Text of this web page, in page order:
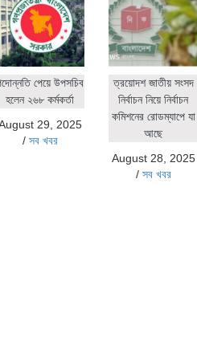
পেয়ে উপসচিব
হলেন ২৬৮ কর্মকর্তা
29, 2025
/ সব খবর
ত্রয়োদশ জাতীয় সংসদ
নির্বাচন নিয়ে নির্বাচন
কমিশনের রোডম্যাপে যা
আছে
August 28, 2025
/ সব খবর